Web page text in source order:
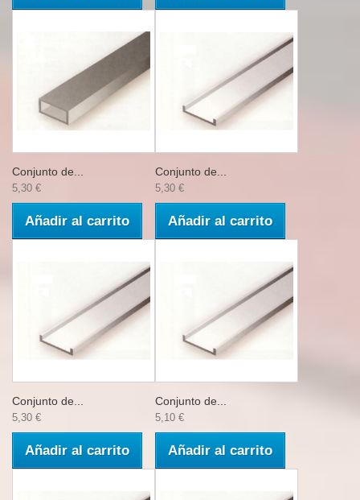
Conjunto de...
5,30 €
Añadir al carrito
Conjunto de...
5,30 €
Añadir al carrito
Conjunto de...
5,30 €
Añadir al carrito
Conjunto de...
5,10 €
Añadir al carrito